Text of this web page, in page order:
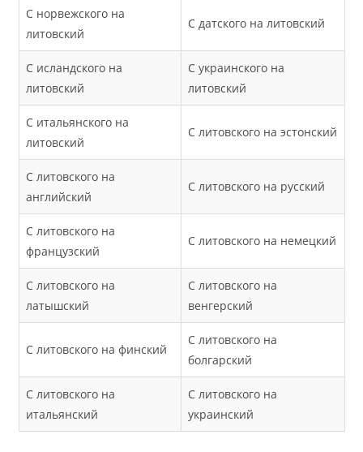
С норвежского на
литовский
С датского на литовский
С исландского на
литовский
С украинского на
литовский
С итальянского на
литовский
С литовского на эстонский
С литовского на
английский
С литовского на русский
С литовского на
французский
С литовского на немецкий
С литовского на
латышский
С литовского на
венгерский
С литовского на финский
С литовского на
болгарский
С литовского на
итальянский
С литовского на
украинский